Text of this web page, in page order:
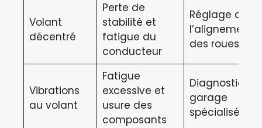
Volant
décentré
Perte de
stabilité et
fatigue du
conducteur
Réglage de
l’alignement
des roues
Vibrations
au volant
Fatigue
excessive et
usure des
composants
Diagnostic au
garage
spécialisé